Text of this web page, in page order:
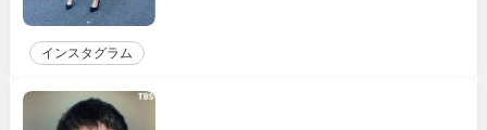
インスタグラム